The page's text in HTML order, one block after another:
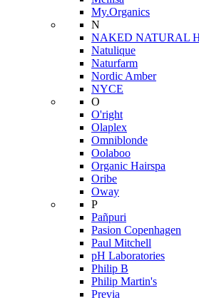
My.Organics
N
NAKED NATURAL
Natulique
Naturfarm
Nordic Amber
NYCE
O
O'right
Olaplex
Omniblonde
Oolaboo
Organic Hairspa
Oribe
Oway
P
Pañpuri
Pasion Copenhagen
Paul Mitchell
pH Laboratories
Philip B
Philip Martin's
Previa